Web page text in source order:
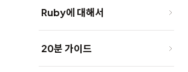
Ruby에 대해서
20분 가이드